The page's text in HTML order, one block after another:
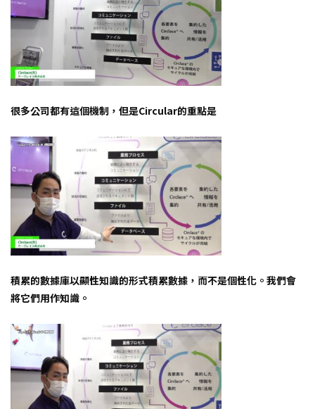
很多公司都有這個機制，但是Circular的重點是
積累的數據庫以顯性知識的形式積累數據，而不是個性化。我們會
將它們用作知識。